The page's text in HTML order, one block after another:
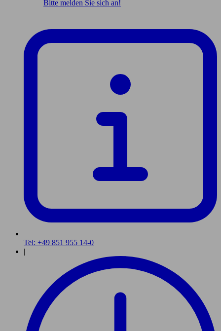
Bitte melden Sie sich an!
Tel: +49 851 955 14-0
|